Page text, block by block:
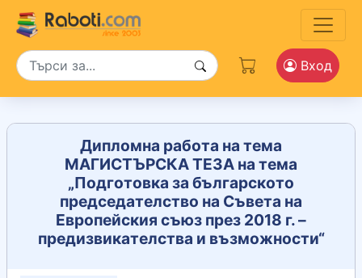
Вход
Дипломна работа на тема
МАГИСТЪРСКА ТЕЗА на тема
„Подготовка за българското
председателство на Съвета на
Европейския съюз през 2018 г. –
предизвикателства и възможности“